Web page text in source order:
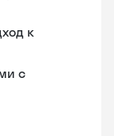
к
с